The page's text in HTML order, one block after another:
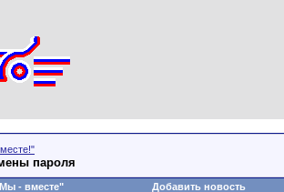
пароля
- вместе"
Добавить новость